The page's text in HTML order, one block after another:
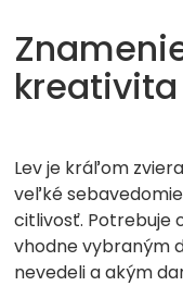
kreativita
Lev je kráľom
veľké
citlivosť. Potrebuje
vhodne vybraným
nevedeli a akým